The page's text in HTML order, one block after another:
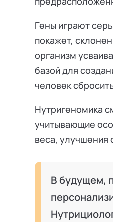
Гены играют
покажет,
организм
базой для
человек
Нутригеномика
учитывающие
веса, улучшения
В будущем,